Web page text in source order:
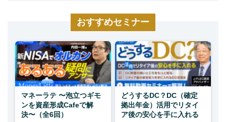
おすすめセミナー
マネーラテ 〜泡立つギモ
ンを資産形成Cafeで解
決〜（全6回）
どうするDC？DC（確定
拠出年金）活用でリタイ
ア後の安心を手に入れる